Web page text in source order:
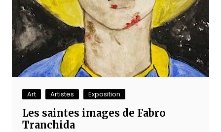
Art Artistes Exposition
Les saintes images de Fabro
Tranchida